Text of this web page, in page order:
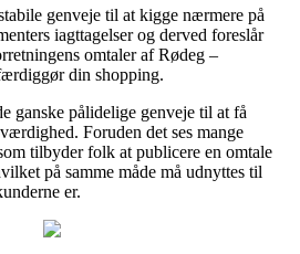
genveje til at kigge nærmere på
iagttagelser og derved foreslår
omtaler af Rødeg –
din shopping.
ganske pålidelige genveje til at få
Foruden det ses mange
tilbyder folk at publicere en omtale
på samme måde må udnyttes til
er.